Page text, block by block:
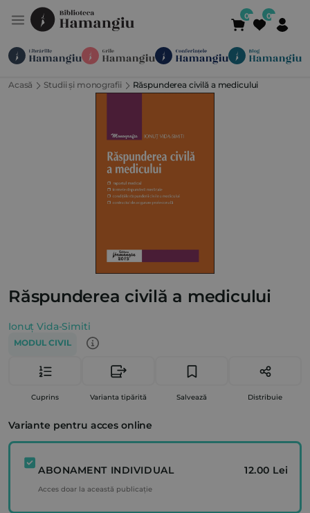
Module Publicații Abonamente
Acasă Studii și monografii Răspunderea civilă a medicului
Răspunderea civilă a medicului
Ionuț Vida-Simiti
MODUL CIVIL
Cuprins Varianta tipărită Salvează Distribuie
Variante pentru acces online
ABONAMENT INDIVIDUAL 12.00 Lei
Acces doar la această publicație